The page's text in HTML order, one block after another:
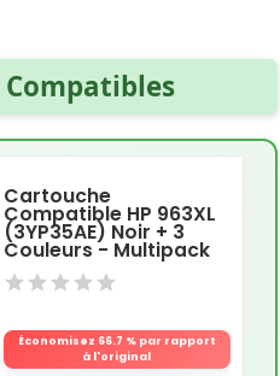
Cartouche
Compatible HP 963XL
(3YP35AE) Noir + 3
Couleurs - Multipack
Économisez 66.7 % par rapport
à l'original